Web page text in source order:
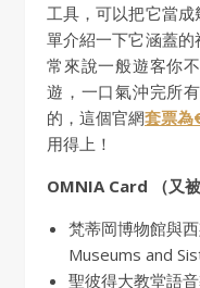
工具，可以把它當
單介紹一下它涵蓋
常來說一般遊客你
遊，一口氣沖完所
的，這個官網套票為
用得上！
OMNIA Card （又被
梵蒂岡博物館與
Museums and
聖彼得大教堂語